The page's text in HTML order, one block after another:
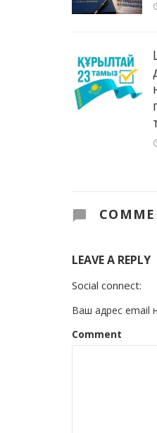
LEAVE A REPLY
Social connect:
Ваш адрес email
Comment